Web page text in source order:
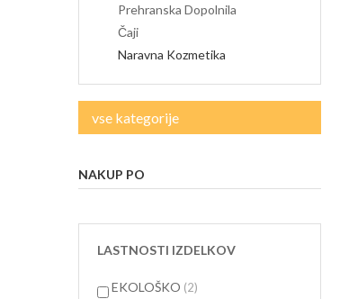
Prehranska Dopolnila
Čaji
Naravna Kozmetika
vse kategorije
NAKUP PO
LASTNOSTI IZDELKOV
EKOLOŠKO 2predmetov